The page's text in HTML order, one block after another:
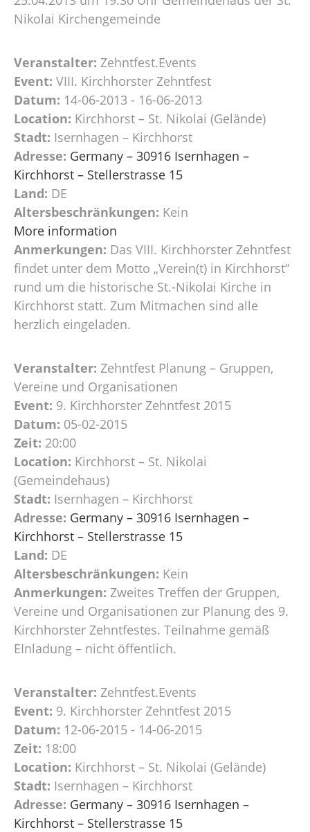
Nikolai Kirchengemeinde
Veranstalter: Zehntfest.Events
Event: VIII. Kirchhorster Zehntfest
Datum: 14-06-2013 - 16-06-2013
Location: Kirchhorst – St. Nikolai (Gelände)
Stadt: Isernhagen – Kirchhorst
Adresse: Germany – 30916 Isernhagen –
Kirchhorst – Stellerstrasse 15
Land: DE
Altersbeschränkungen: Kein
More information
Anmerkungen: Das VIII. Kirchhorster Zehntfest
findet unter dem Motto „Verein(t) in Kirchhorst“
rund um die historische St.-Nikolai Kirche in
Kirchhorst statt. Zum Mitmachen sind alle
herzlich eingeladen.
Veranstalter: Zehntfest Planung – Gruppen,
Vereine und Organisationen
Event: 9. Kirchhorster Zehntfest 2015
Datum: 05-02-2015
Zeit: 20:00
Location: Kirchhorst – St. Nikolai
(Gemeindehaus)
Stadt: Isernhagen – Kirchhorst
Adresse: Germany – 30916 Isernhagen –
Kirchhorst – Stellerstrasse 15
Land: DE
Altersbeschränkungen: Kein
Anmerkungen: Zweites Treffen der Gruppen,
Vereine und Organisationen zur Planung des 9.
Kirchhorster Zehntfestes. Teilnahme gemäß
EInladung – nicht öffentlich.
Veranstalter: Zehntfest.Events
Event: 9. Kirchhorster Zehntfest 2015
Datum: 12-06-2015 - 14-06-2015
Zeit: 18:00
Location: Kirchhorst – St. Nikolai (Gelände)
Stadt: Isernhagen – Kirchhorst
Adresse: Germany – 30916 Isernhagen –
Kirchhorst – Stellerstrasse 15